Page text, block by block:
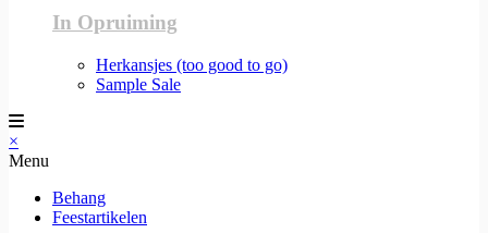
In Opruiming
Herkansjes (too good to go)
Sample Sale
×
Menu
Behang
Feestartikelen